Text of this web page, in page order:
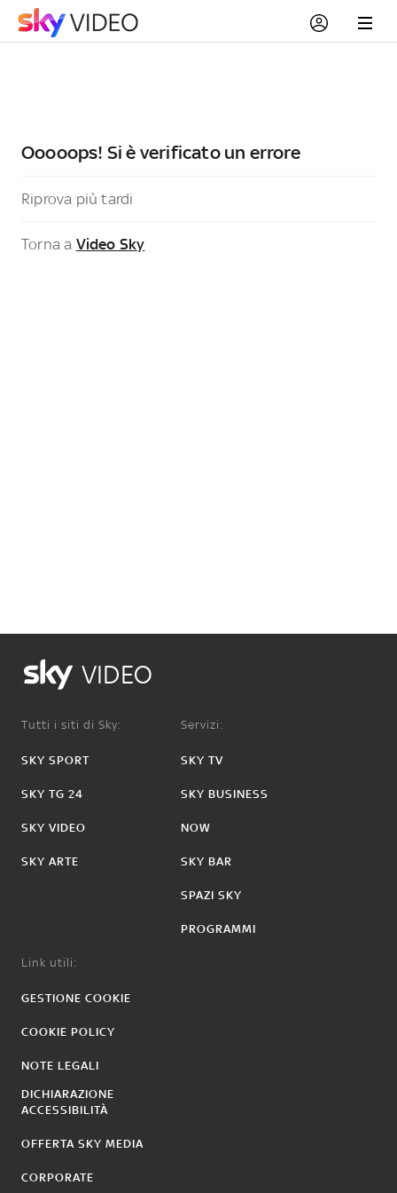
Ooooops! Si è verificato un errore
Riprova più tardi
Torna a Video Sky
VIDEO
Tutti i siti di Sky:
SKY SPORT
SKY TG 24
SKY VIDEO
SKY ARTE
Servizi:
SKY TV
SKY BUSINESS
NOW
SKY BAR
SPAZI SKY
PROGRAMMI
Link utili:
GESTIONE COOKIE
COOKIE POLICY
NOTE LEGALI
DICHIARAZIONE
ACCESSIBILITÀ
OFFERTA SKY MEDIA
CORPORATE